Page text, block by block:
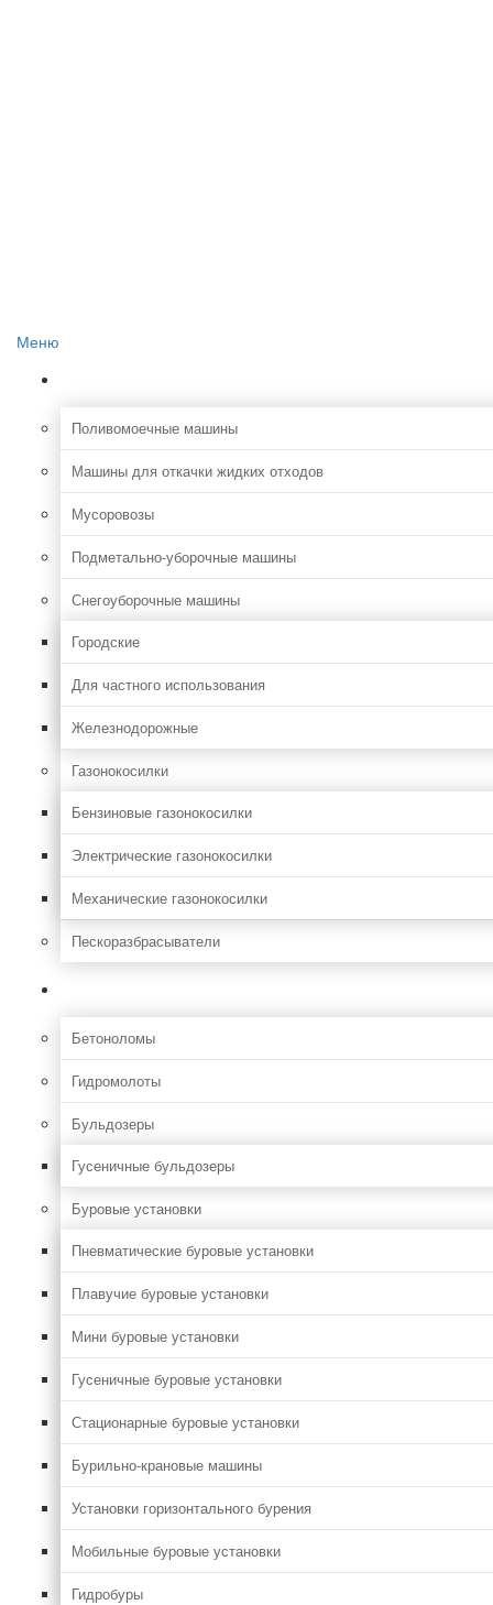
Меню
Поливомоечные машины
Машины для откачки жидких отходов
Мусоровозы
Подметально-уборочные машины
Снегоуборочные машины
Городские
Для частного использования
Железнодорожные
Газонокосилки
Бензиновые газонокосилки
Электрические газонокосилки
Механические газонокосилки
Пескоразбрасыватели
Бетоноломы
Гидромолоты
Бульдозеры
Гусеничные бульдозеры
Буровые установки
Пневматические буровые установки
Плавучие буровые установки
Мини буровые установки
Гусеничные буровые установки
Стационарные буровые установки
Бурильно-крановые машины
Установки горизонтального бурения
Мобильные буровые установки
Гидробуры